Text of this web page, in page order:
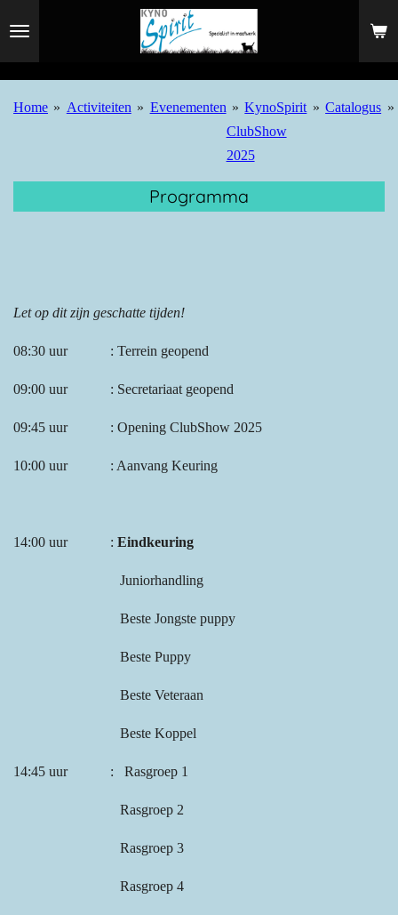
hoofdinhoud
Home » Activiteiten » Evenementen » KynoSpirit
ClubShow
2025
» Catalogus »
Programma
Let op dit zijn geschatte tijden!
08:30 uur : Terrein geopend
09:00 uur : Secretariaat geopend
09:45 uur : Opening ClubShow 2025
10:00 uur : Aanvang Keuring
14:00 uur : Eindkeuring
Juniorhandling
Beste Jongste puppy
Beste Puppy
Beste Veteraan
Beste Koppel
14:45 uur : Rasgroep 1
Rasgroep 2
Rasgroep 3
Rasgroep 4